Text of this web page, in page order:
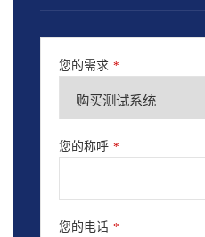
您的需求 *
您的称呼 *
您的电话 *